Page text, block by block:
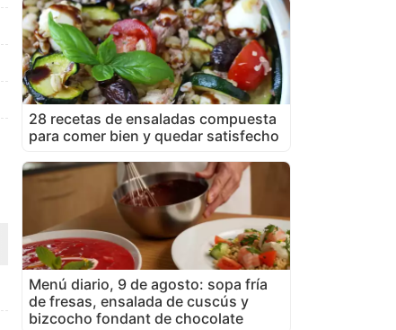
28 recetas de ensaladas compuesta
para comer bien y quedar satisfecho
Menú diario, 9 de agosto: sopa fría
de fresas, ensalada de cuscús y
bizcocho fondant de chocolate